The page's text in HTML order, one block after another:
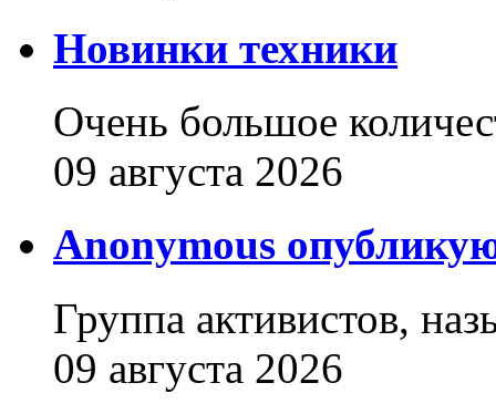
Новинки техники
Очень большое
09 августа 2026
Anonymous
Группа активистов,
09 августа 2026